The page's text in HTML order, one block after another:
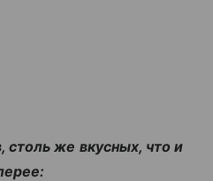
столь же вкусных, что и